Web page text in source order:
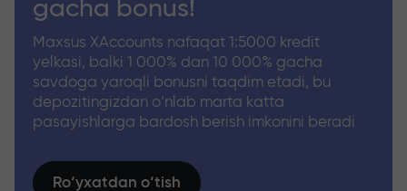
gacha bonus!
Maxsus XAccounts nafaqat 1:5000 kredit
yelkasi, balki 1 000% dan 10 000% gacha
savdoga yaroqli bonusni taqdim etadi, bu
depozitingizdan o‘nlab marta katta
pasayishlarga bardosh berish imkonini beradi
Ro‘yxatdan o‘tish